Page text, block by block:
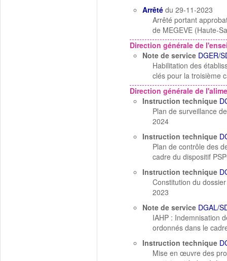
Arrêté du 29-11-2023
Arrêté portant
de MEGEVE (Haute-
Direction générale de
Note de service DGER/
Habilitation des
clés pour la troisième
Direction générale de
Instruction technique
Plan de surveillance
2024
Instruction technique
Plan de contrôle des
cadre du dispositif
Instruction technique
Constitution du
2023
Note de service DGAL/
IAHP : Indemnisation
ordonnés dans le
Instruction technique
Mise en œuvre des